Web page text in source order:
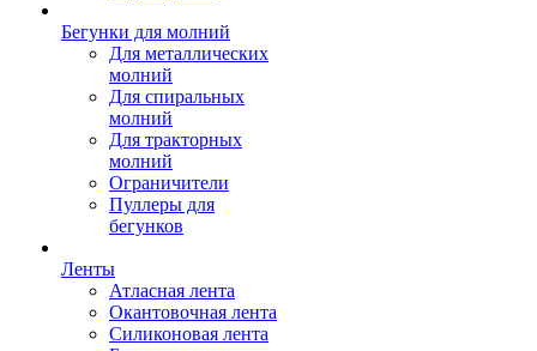
Бегунки для молний
Для металлических
молний
Для спиральных
молний
Для тракторных
молний
Ограничители
Пуллеры для
бегунков
Ленты
Атласная лента
Окантовочная лента
Силиконовая лента